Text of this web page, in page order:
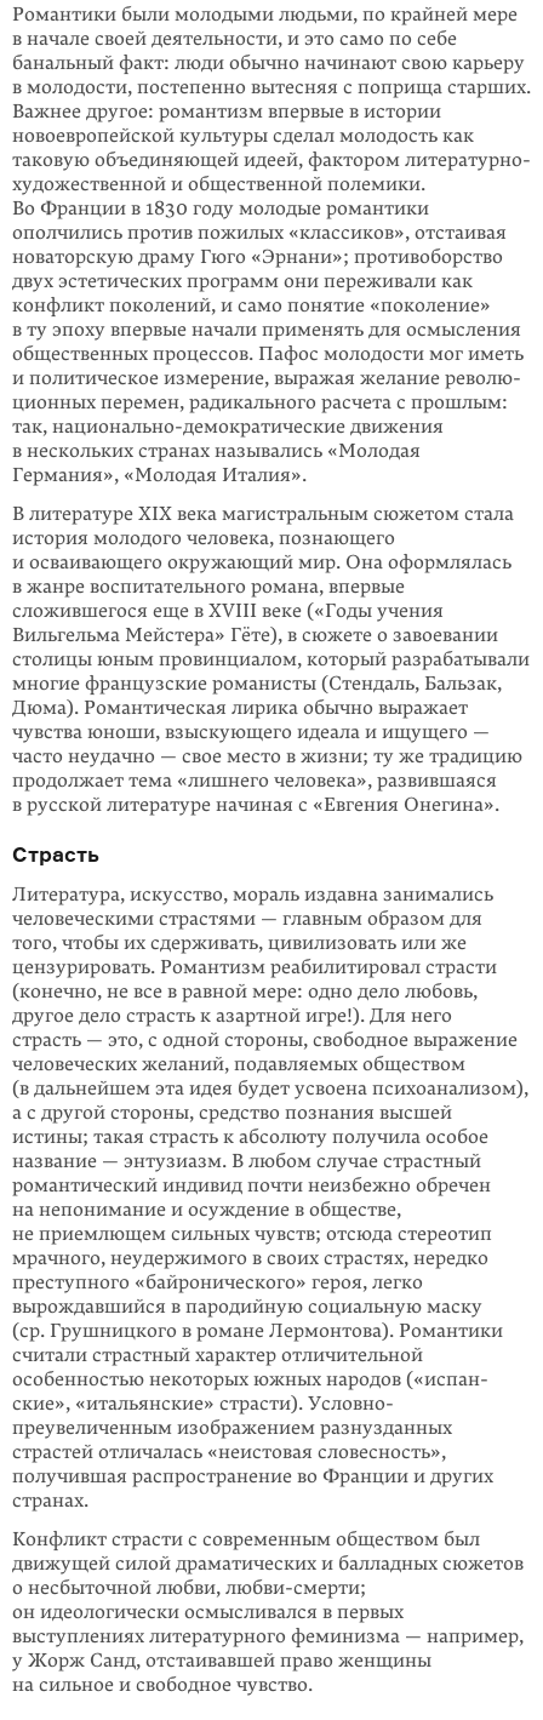
Романтики были молодыми людьми, по крайней мере
в начале своей деятельности, и это само по себе
банальный факт: люди обычно начинают свою карьеру
в молодости, постепенно вытесняя с поприща старших.
Важнее другое: романтизм впервые в истории
новоевропейской культуры сделал молодость как
таковую объединяющей идеей, фактором литературно-
худо­жественной и общественной полемики.
Во Франции в 1830 году молодые романтики
ополчились против пожилых «классиков», отстаивая
новаторскую драму Гюго «Эрнани»; противоборство
двух эстетических программ они переживали как
конфликт поколений, и само понятие «поколение»
в ту эпоху впервые начали применять для осмысления
общественных процессов. Пафос молодости мог иметь
и политическое измерение, выражая желание револю­
ционных перемен, радикального расчета с прошлым:
так, национально-демократические движения
в нескольких странах назывались «Молодая
Германия», «Молодая Италия».
В литературе XIX века магистральным сюжетом стала
история молодого человека, познающего
и осваивающего окружающий мир. Она оформлялась
в жанре воспитательного романа, впервые
сложившегося еще в XVIII веке («Годы учения
Вильгельма Мейстера» Гёте), в сюжете о завоевании
столицы юным провинциалом, который разрабатывали
многие французские романисты (Стендаль, Бальзак,
Дюма). Романтическая лирика обычно выражает
чувства юноши, взыскующего идеала и ищущего —
часто неудачно — свое место в жизни; ту же традицию
продолжает тема «лишнего человека», развившаяся
в русской литературе начиная с «Евгения Онегина».
Страсть
Литература, искусство, мораль издавна занимались
человеческими стра­стями — главным образом для
того, чтобы их сдерживать, цивилизовать или же
цензурировать. Романтизм реабилитировал страсти
(конечно, не все в равной мере: одно дело любовь,
другое дело страсть к азартной игре!). Для него
страсть — это, с одной стороны, свободное выражение
человеческих желаний, подавляемых обществом
(в дальнейшем эта идея будет усвоена психоанализом),
а с другой стороны, средство познания высшей
истины; такая страсть к абсолюту получила особое
название — энтузиазм. В любом случае страстный
романтический индивид почти неизбежно обречен
на непонимание и осуждение в обществе,
не приемлющем сильных чувств; отсюда стереотип
мрачного, неудержимого в своих страстях, нередко
преступного «байрони­ческого» героя, легко
вырождавшийся в пародийную социальную маску
(ср. Грушницкого в романе Лермонтова). Романтики
считали страстный характер отличительной
особенностью некоторых южных народов («испан­
ские», «итальянские» страсти). Условно-
преувеличенным изображением разнуздан­ных
страстей отличалась «неистовая словесность»,
получившая распростра­нение во Франции и других
странах.
Конфликт страсти с современным обществом был
движущей силой драма­тических и балладных сюжетов
о несбыточной любви, любви-смерти;
он идеологически осмысливался в первых
выступлениях литературного феминизма — например,
у Жорж Санд, отстаивавшей право женщины
на сильное и свободное чувство.